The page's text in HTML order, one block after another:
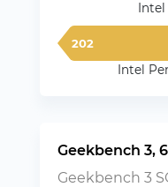
202
Intel
Geekbench 3,
Geekbench 3